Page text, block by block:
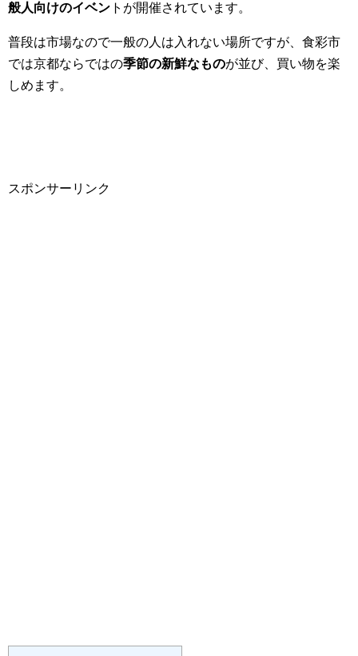
般人向けのイベン トが開催されています。
普段は市場なので一般の人は入れない場所ですが、食彩市
では京都ならではの季節の新鮮なものが並び、買い物を楽
しめます。
スポンサーリンク